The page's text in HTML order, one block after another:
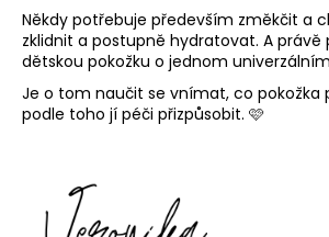
Někdy potřebuje především změkčit a
zklidnit a postupně hydratovat. A právě
dětskou pokožku o jednom
Je o tom naučit se vnímat, co pokožka
podle toho jí péči přizpůsobit. 🩷